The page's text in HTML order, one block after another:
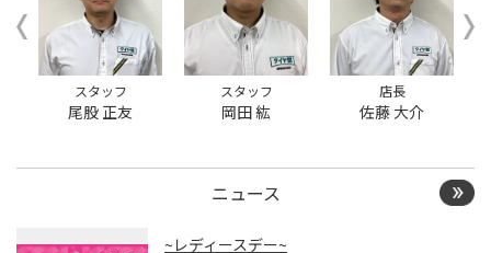
本日のタイヤ履き替え順
番待ち予約 ※クローク契
約会員の方はご利用いた
だけません
スタッフ
尾股 正友
スタッフ
岡田 紘
店長
佐藤 大介
ニュース
~レディースデー~